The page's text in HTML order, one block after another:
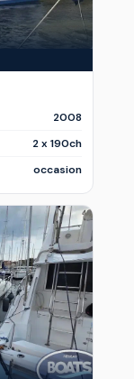
2008
2 x 190ch
occasion